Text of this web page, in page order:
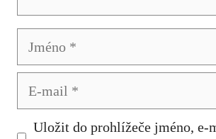
Jméno
Uložit do prohlížeče jméno, e-